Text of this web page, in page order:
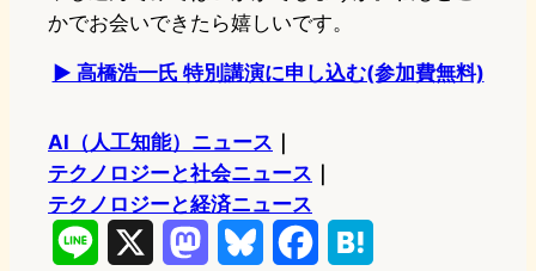
かでお会いできたら嬉しいです。
▶ 高橋浩一氏 特別講演に申し込む(参加費無料)
AI（人工知能）ニュース
テクノロジーと社会ニュース
テクノロジーと経済ニュース